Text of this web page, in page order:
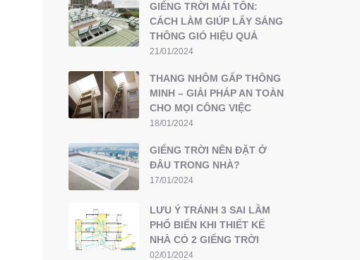
GIẾNG TRỜI MÁI TÔN:
CÁCH LÀM GIÚP LẤY SÁNG
THÔNG GIÓ HIỆU QUẢ
21/01/2024
THANG NHÔM GẤP THÔNG
MINH – GIẢI PHÁP AN TOÀN
CHO MỌI CÔNG VIỆC
18/01/2024
GIẾNG TRỜI NÊN ĐẶT Ở
ĐÂU TRONG NHÀ?
17/01/2024
LƯU Ý TRÁNH 3 SAI LẦM
PHỔ BIẾN KHI THIẾT KẾ
NHÀ CÓ 2 GIẾNG TRỜI
02/01/2024